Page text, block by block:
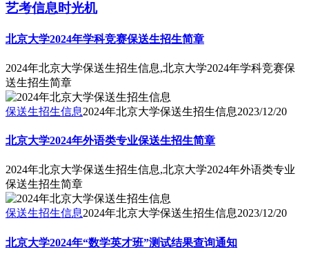
艺考信息时光机
北京大学2024年学科竞赛保送生招生简章
2024年北京大学保送生招生信息,北京大学2024年学科竞赛保
送生招生简章
保送生招生信息2024年北京大学保送生招生信息2023/12/20
北京大学2024年外语类专业保送生招生简章
2024年北京大学保送生招生信息,北京大学2024年外语类专业
保送生招生简章
保送生招生信息2024年北京大学保送生招生信息2023/12/20
北京大学2024年“数学英才班”测试结果查询通知